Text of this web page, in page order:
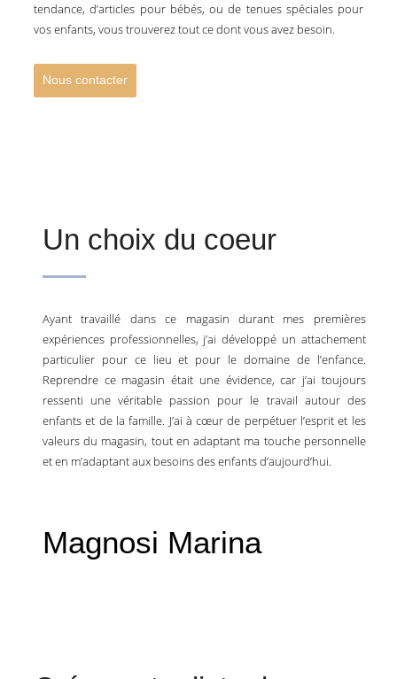
tendance, d’articles pour bébés, ou de tenues spéciales pour
vos enfants, vous trouverez tout ce dont vous avez besoin.
Nous contacter
Un choix du coeur
Ayant travaillé dans ce magasin durant mes premières
expériences professionnelles, j’ai développé un attachement
particulier pour ce lieu et pour le domaine de l’enfance.
Reprendre ce magasin était une évidence, car j’ai toujours
ressenti une véritable passion pour le travail autour des
enfants et de la famille. J’ai à cœur de perpétuer l’esprit et les
valeurs du magasin, tout en adaptant ma touche personnelle
et en m’adaptant aux besoins des enfants d’aujourd’hui.
Magnosi Marina